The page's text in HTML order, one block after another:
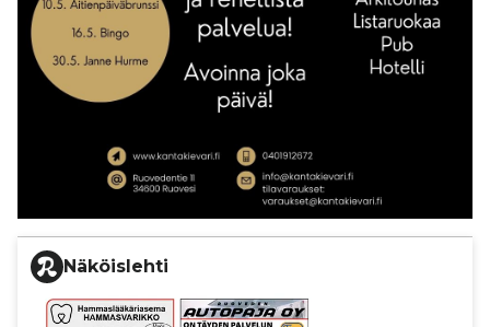
Näköislehti